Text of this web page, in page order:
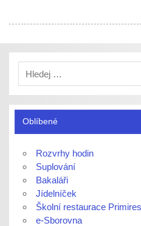
Oblíbené
Rozvrhy hodin
Suplování
Bakaláři
Jídelníček
Školní restaurace
e-Sborovna